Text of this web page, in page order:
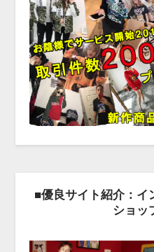
■優良サイト紹介：イ
ショッ